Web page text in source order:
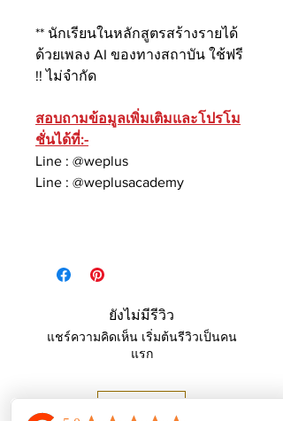
** นักเรียนในหลักสูตรสร้างรายได้
ด้วยเพลง AI ของทางสถาบัน ใช้ฟรี
!! ไม่จำกัด
สอบถามข้อมูลเพิ่มเติมและโปรโม
ชั่นได้ที่:-
Line : @weplus
Line : @weplusacademy
ยังไม่มีรีวิว
แชร์ความคิดเห็น เริ่มต้นรีวิวเป็นคน
แรก